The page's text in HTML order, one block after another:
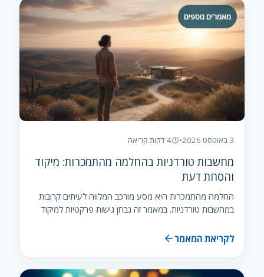
מאמרים נוספים
3 באוגוסט 2026 • 4 דקות קריאה
מחשבות טורדניות בהחלמה מהתמכרות: מיקוד
והסחת דעת
החלמה מהתמכרות היא מסע מורכב המלווה לעיתים קרובות
במחשבות טורדניות. במאמר זה נבחן גישות פרקטיות למיקוד
לקריאת המאמר